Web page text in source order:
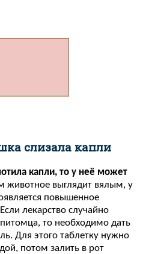
слизала капли
капли, то у неё может
животное выглядит вялым, у
повышенное
лекарство случайно
то необходимо дать
Для этого таблетку нужно
потом залить в рот